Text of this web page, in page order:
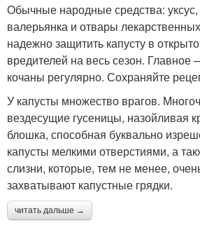
Обычные народные средства:
валерьянка и отвары
надежно защитить капусту в
вредителей на весь сезон. Главное
кочаны регулярно. Сохраняйте
У капусты множество врагов.
вездесущие гусеницы, назойливая
блошка, способная буквально
капусты мелкими отверстиями, а
слизни, которые, тем не менее,
захватывают капустные грядки.
читать дальше →